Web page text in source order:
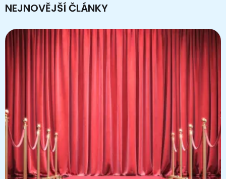
NEJNOVĚJŠÍ ČLÁNKY